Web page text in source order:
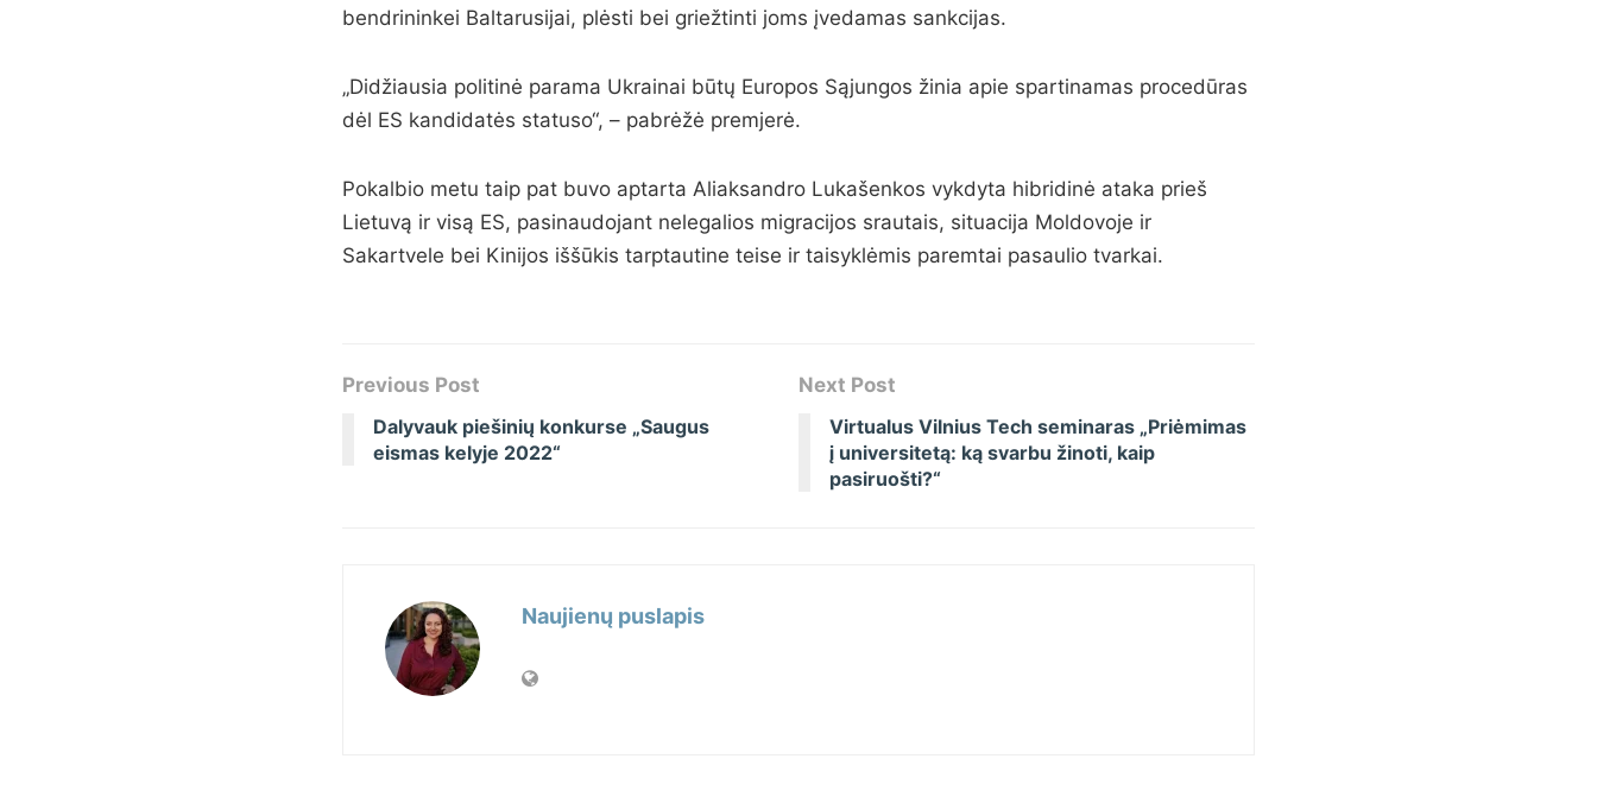
bendrininkei Baltarusijai, plėsti bei griežtinti joms įvedamas sankcijas.
„Didžiausia politinė parama Ukrainai būtų Europos Sąjungos žinia apie spartinamas procedūras
dėl ES kandidatės statuso“, – pabrėžė premjerė.
Pokalbio metu taip pat buvo aptarta Aliaksandro Lukašenkos vykdyta hibridinė ataka prieš
Lietuvą ir visą ES, pasinaudojant nelegalios migracijos srautais, situacija Moldovoje ir
Sakartvele bei Kinijos iššūkis tarptautine teise ir taisyklėmis paremtai pasaulio tvarkai.
Previous Post
Dalyvauk piešinių konkurse „Saugus
eismas kelyje 2022“
Next Post
Virtualus Vilnius Tech seminaras „Priėmimas
į universitetą: ką svarbu žinoti, kaip
pasiruošti?“
Naujienų puslapis